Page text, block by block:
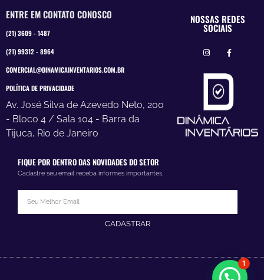
ENTRE EM CONTATO CONOSCO
(21) 3609 - 1487
(21) 99312 - 8964
COMERCIAL@DINAMICAINVENTARIOS.COM.BR
POLÍTICA DE PRIVACIDADE
Av. José Silva de Azevedo Neto, 200
- Bloco 4 / Sala 104 - Barra da
Tijuca, Rio de Janeiro
NOSSAS REDES
SOCIAIS
FIQUE POR DENTRO DAS NOVIDADES DO SETOR
Cadastre seu email receba informes importantes.
CADASTRAR
1